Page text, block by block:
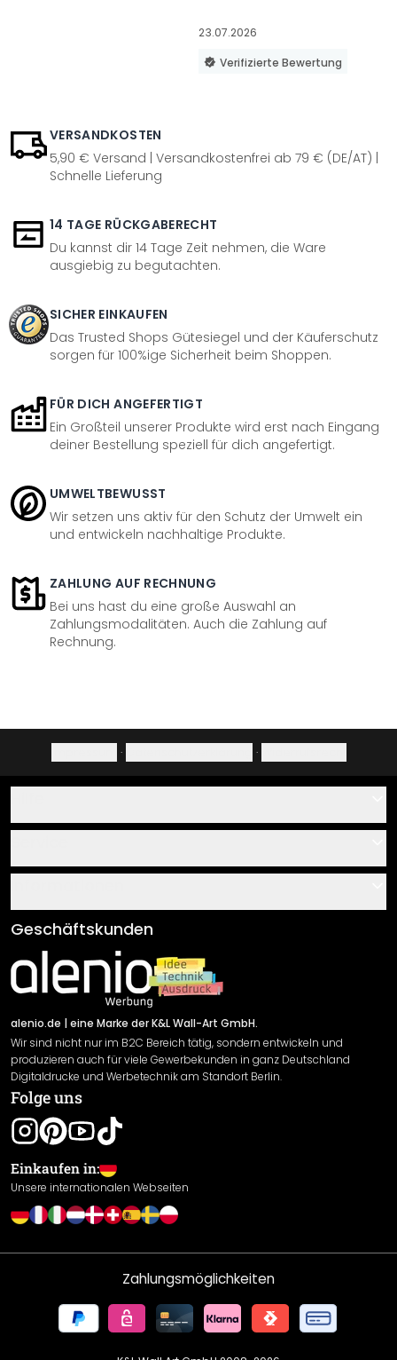
23.07.2026
Verifizierte Bewertung
VERSANDKOSTEN
5,90 € Versand | Versandkostenfrei ab 79 € (DE/AT) |
Schnelle Lieferung
14 TAGE RÜCKGABERECHT
Du kannst dir 14 Tage Zeit nehmen, die Ware
ausgiebig zu begutachten.
SICHER EINKAUFEN
Das Trusted Shops Gütesiegel und der Käuferschutz
sorgen für 100%ige Sicherheit beim Shoppen.
FÜR DICH ANGEFERTIGT
Ein Großteil unserer Produkte wird erst nach Eingang
deiner Bestellung speziell für dich angefertigt.
UMWELTBEWUSST
Wir setzen uns aktiv für den Schutz der Umwelt ein
und entwickeln nachhaltige Produkte.
ZAHLUNG AUF RECHNUNG
Bei uns hast du eine große Auswahl an
Zahlungsmodalitäten. Auch die Zahlung auf
Rechnung.
· ·
Über uns
Klebe- und Montageanleitungen
Newsletter An-/Abmeldung
Sendungsverfolgung
AGB
Impressum
Versand & Zahlung
Rücksendung
Widerrufsrecht
Datenschutzerklärung
Gewährleistung
Leistungserklärung / CE-Zeichen
Cookie Einstellungen
Geschäftskunden
alenio.de | eine Marke der K&L Wall-Art GmbH.
Wir sind nicht nur im B2C Bereich tätig, sondern entwickeln und
produzieren auch für viele Gewerbekunden in ganz Deutschland
Digitaldrucke und Werbetechnik am Standort Berlin.
Folge uns
Einkaufen in:
Unsere internationalen Webseiten
Zahlungsmöglichkeiten